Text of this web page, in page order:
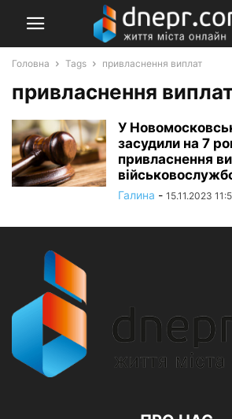
Головна Tags привласнення виплат
привласнення
У
засудили на 7
привласнення
Галина - 15.11.2023